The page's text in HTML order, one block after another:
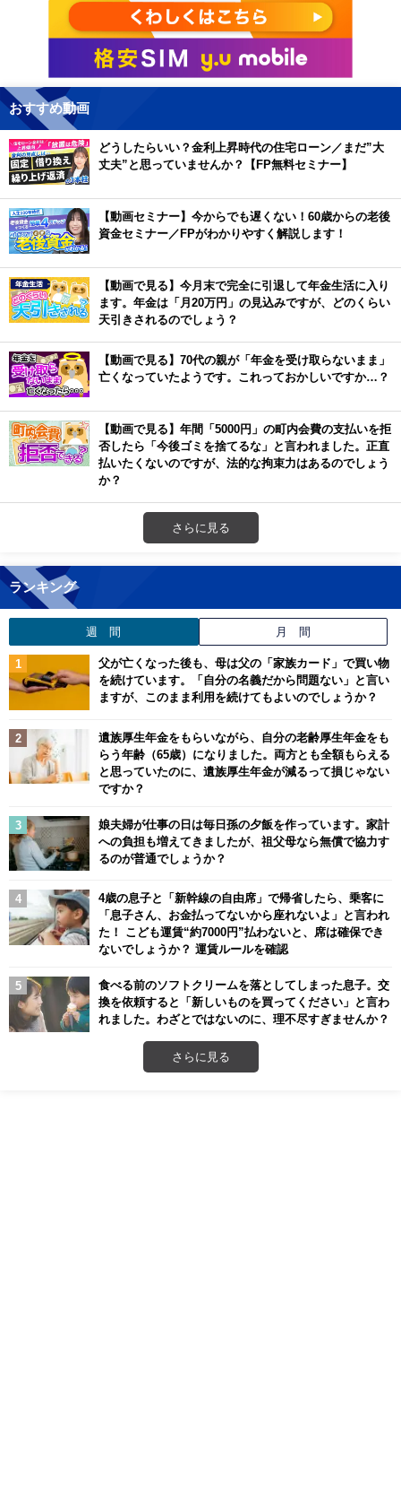
おすすめ動画
どうしたらいい？金利上昇時代の住宅ローン／まだ”大
丈夫”と思っていませんか？【FP無料セミナー】
【動画セミナー】今からでも遅くない！60歳からの老後
資金セミナー／FPがわかりやすく解説します！
【動画で見る】今月末で完全に引退して年金生活に入り
ます。年金は「月20万円」の見込みですが、どのくらい
天引きされるのでしょう？
【動画で見る】70代の親が「年金を受け取らないまま」
亡くなっていたようです。これっておかしいですか…？
【動画で見る】年間「5000円」の町内会費の支払いを拒
否したら「今後ゴミを捨てるな」と言われました。正直
払いたくないのですが、法的な拘束力はあるのでしょう
か？
さらに見る
ランキング
週 間 月 間
父が亡くなった後も、母は父の「家族カード」で買い物
を続けています。「自分の名義だから問題ない」と言い
ますが、このまま利用を続けてもよいのでしょうか？
遺族厚生年金をもらいながら、自分の老齢厚生年金をも
らう年齢（65歳）になりました。両方とも全額もらえる
と思っていたのに、遺族厚生年金が減るって損じゃない
ですか？
娘夫婦が仕事の日は毎日孫の夕飯を作っています。家計
への負担も増えてきましたが、祖父母なら無償で協力す
るのが普通でしょうか？
4歳の息子と「新幹線の自由席」で帰省したら、乗客に
「息子さん、お金払ってないから座れないよ」と言われ
た！ こども運賃“約7000円”払わないと、席は確保でき
ないでしょうか？ 運賃ルールを確認
食べる前のソフトクリームを落としてしまった息子。交
換を依頼すると「新しいものを買ってください」と言わ
れました。わざとではないのに、理不尽すぎませんか？
さらに見る